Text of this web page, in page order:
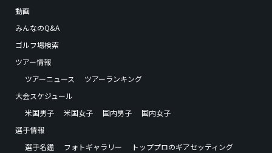
動画
みんなのQ&A
ゴルフ場検索
ツアー情報
ツアーニュース
ツアーランキング
大会スケジュール
米国男子
米国女子 国内男子
国内女子
選手情報
選手名鑑
フォトギャラリー
トッププロのギアセッティング